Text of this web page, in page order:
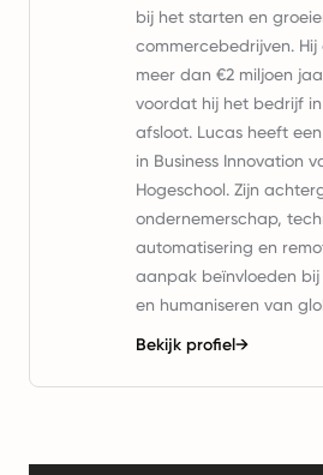
bij het starten en
commercebedrijven.
meer dan €2 miljoen
voordat hij het bedrijf in
afsloot. Lucas heeft
in Business Innovation
Hogeschool. Zijn
ondernemerschap,
automatisering en
aanpak beïnvloeden
en humaniseren van
Bekijk profiel→